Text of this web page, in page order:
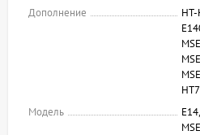
Дополнение
HT-
Модель